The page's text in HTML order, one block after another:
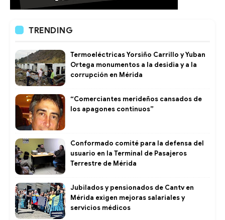
TRENDING
Termoeléctricas Yorsiño Carrillo y Yuban
Ortega monumentos a la desidia y a la
corrupción en Mérida
“Comerciantes merideños cansados de
los apagones continuos”
Conformado comité para la defensa del
usuario en la Terminal de Pasajeros
Terrestre de Mérida
Jubilados y pensionados de Cantv en
Mérida exigen mejoras salariales y
servicios médicos